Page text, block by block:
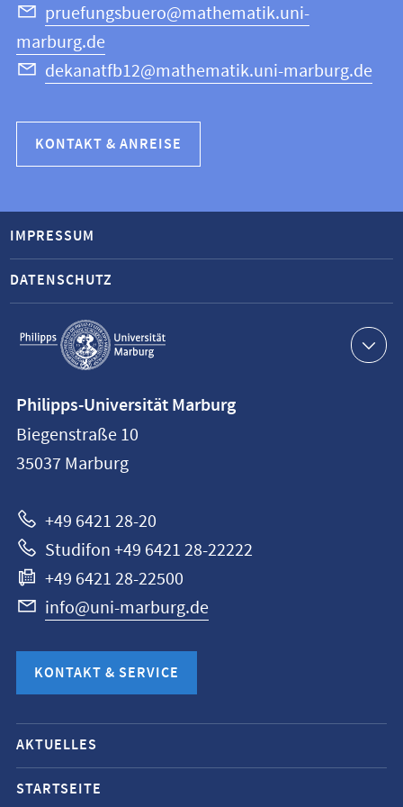
pruefungsbuero@mathematik.uni-
marburg.de
dekanatfb12@mathematik.uni-marburg.de
KONTAKT & ANREISE
Service-
Navigation
IMPRESSUM
DATENSCHUTZ
Philipps-
Universität
Marburg
Philipps-Universität Marburg
Biegenstraße 10
35037 Marburg
+49 6421 28-20
Studifon +49 6421 28-22222
+49 6421 28-22500
info@uni-marburg.de
KONTAKT & SERVICE
Mobile-
Service-
Navigation
AKTUELLES
STARTSEITE